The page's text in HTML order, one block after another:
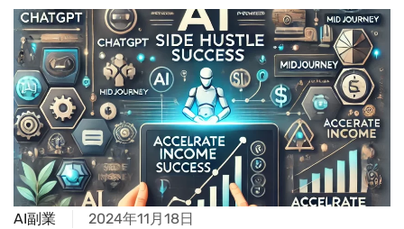
AI副業 2024年11月18日